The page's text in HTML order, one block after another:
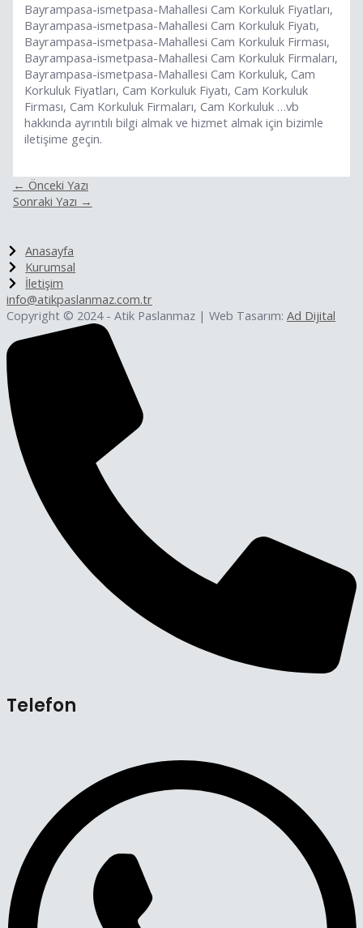
Bayrampasa-ismetpasa-Mahallesi Cam Korkuluk Fiyatları,
Bayrampasa-ismetpasa-Mahallesi Cam Korkuluk Fiyatı,
Bayrampasa-ismetpasa-Mahallesi Cam Korkuluk Firması,
Bayrampasa-ismetpasa-Mahallesi Cam Korkuluk Firmaları,
Bayrampasa-ismetpasa-Mahallesi Cam Korkuluk, Cam
Korkuluk Fiyatları, Cam Korkuluk Fiyatı, Cam Korkuluk
Firması, Cam Korkuluk Firmaları, Cam Korkuluk …vb
hakkında ayrıntılı bilgi almak ve hizmet almak için bizimle
iletişime geçin.
← Önceki Yazı
Sonraki Yazı →
Anasayfa
Kurumsal
İletişim
info@atikpaslanmaz.com.tr
Copyright © 2024 - Atik Paslanmaz | Web Tasarım: Ad Dijital
Telefon